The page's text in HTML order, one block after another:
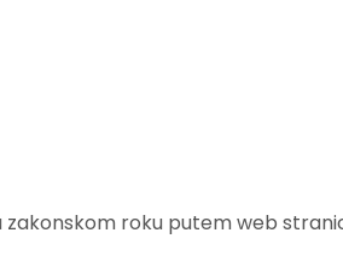
roku putem web